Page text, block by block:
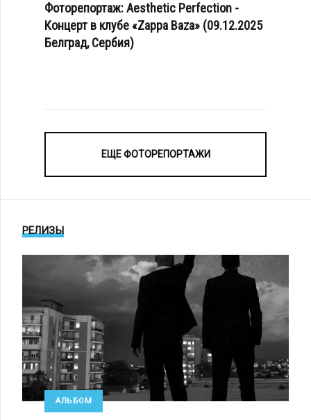
Фоторепортаж: Aesthetic Perfection -
Концерт в клубе «Zappa Baza» (09.12.2025
Белград, Сербия)
ЕЩЕ ФОТОРЕПОРТАЖИ
РЕЛИЗЫ
АЛЬБОМ